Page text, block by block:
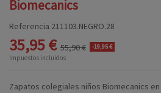
Biomecanics
Referencia 211103.NEGRO.28
35,95 € 55,90 € -19,95 €
Impuestos incluidos
Zapatos colegiales niños Biomecanics